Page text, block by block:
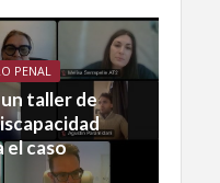
PENAL
taller de
el caso